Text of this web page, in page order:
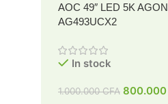
AOC 49″ LED 5K AGON
AG493UCX2
In stock
1.000.000CFA 800.000